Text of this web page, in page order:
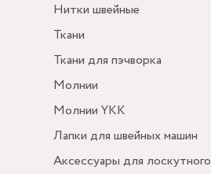
Нитки швейные
Ткани
Ткани для пэчворка
Молнии
Молнии YKK
Лапки для швейных машин
Аксессуары для лоскутного